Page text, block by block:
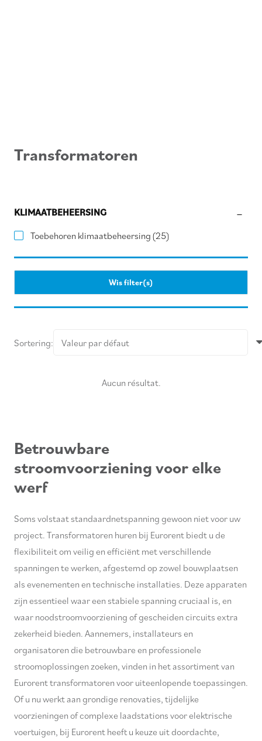
Transformatoren
KLIMAATBEHEERSING
Toebehoren klimaatbeheersing (25)
Wis filter(s)
Sortering:
Aucun résultat.
Betrouwbare
stroomvoorziening voor elke
werf
Soms volstaat standaardnetspanning gewoon niet voor uw
project. Transformatoren huren bij Eurorent biedt u de
flexibiliteit om veilig en efficiënt met verschillende
spanningen te werken, afgestemd op zowel bouwplaatsen
als evenementen en technische installaties. Deze apparaten
zijn essentieel waar een stabiele spanning cruciaal is, en
waar noodstroomvoorziening of gescheiden circuits extra
zekerheid bieden. Aannemers, installateurs en
organisatoren die betrouwbare en professionele
stroomoplossingen zoeken, vinden in het assortiment van
Eurorent transformatoren voor uiteenlopende toepassingen.
Of u nu werkt aan grondige renovaties, tijdelijke
voorzieningen of complexe laadstations voor elektrische
voertuigen, bij Eurorent heeft u keuze uit doordachte,